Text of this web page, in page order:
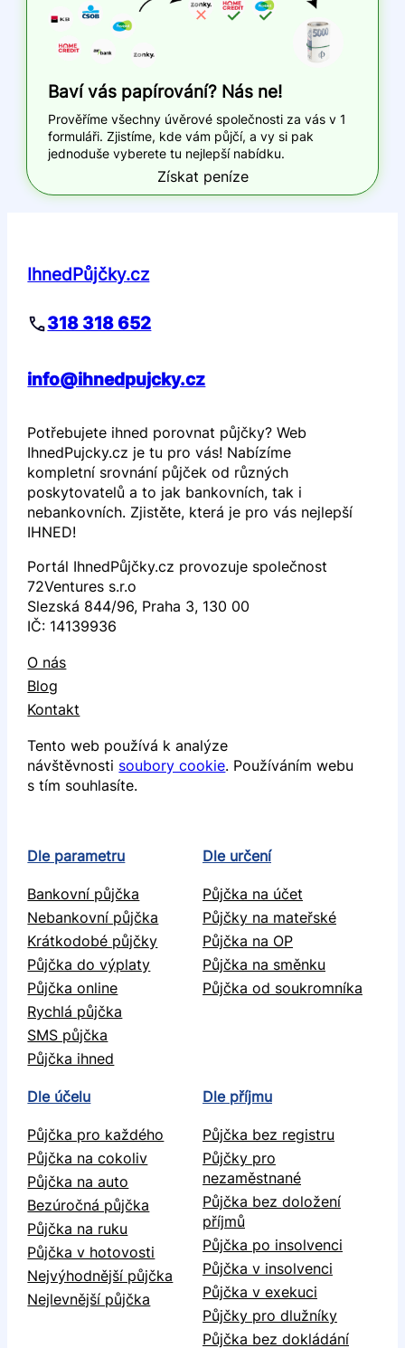
Baví vás papírování? Nás ne!
Prověříme všechny úvěrové společnosti za vás v 1
formuláři. Zjistíme, kde vám půjčí, a vy si pak
jednoduše vyberete tu nejlepší nabídku.
Získat peníze
IhnedPůjčky.cz
318 318 652
info@ihnedpujcky.cz
Potřebujete ihned porovnat půjčky? Web
IhnedPujcky.cz je tu pro vás! Nabízíme
kompletní srovnání půjček od různých
poskytovatelů a to jak bankovních, tak i
nebankovních. Zjistěte, která je pro vás nejlepší
IHNED!
Portál IhnedPůjčky.cz provozuje společnost
72Ventures s.r.o
Slezská 844/96, Praha 3, 130 00
IČ: 14139936
O nás
Blog
Kontakt
Tento web používá k analýze
návštěvnosti soubory cookie. Používáním webu
s tím souhlasíte.
Dle parametru
Bankovní půjčka
Nebankovní půjčka
Krátkodobé půjčky
Půjčka do výplaty
Půjčka online
Rychlá půjčka
SMS půjčka
Půjčka ihned
Dle určení
Půjčka na účet
Půjčky na mateřské
Půjčka na OP
Půjčka na směnku
Půjčka od soukromníka
Dle účelu
Půjčka pro každého
Půjčka na cokoliv
Půjčka na auto
Bezúročná půjčka
Půjčka na ruku
Půjčka v hotovosti
Nejvýhodnější půjčka
Nejlevnější půjčka
Dle příjmu
Půjčka bez registru
Půjčky pro
nezaměstnané
Půjčka bez doložení
příjmů
Půjčka po insolvenci
Půjčka v insolvenci
Půjčka v exekuci
Půjčky pro dlužníky
Půjčka bez dokládání